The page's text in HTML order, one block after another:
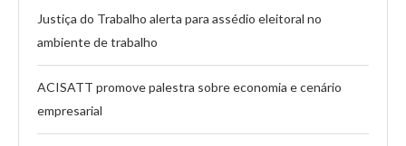
Justiça do Trabalho alerta para assédio eleitoral no
ambiente de trabalho
ACISATT promove palestra sobre economia e cenário
empresarial